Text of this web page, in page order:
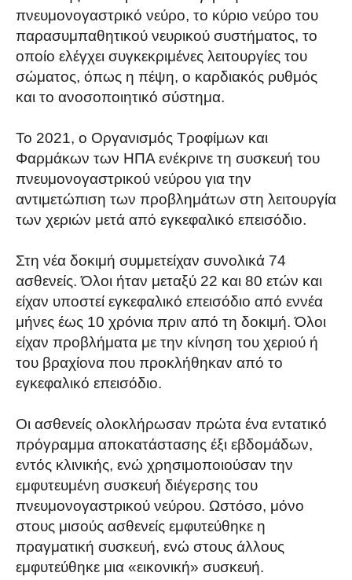
πνευμονογαστρικό νεύρο, το κύριο νεύρο του
παρασυμπαθητικού νευρικού συστήματος, το
οποίο ελέγχει συγκεκριμένες λειτουργίες του
σώματος, όπως η πέψη, ο καρδιακός ρυθμός
και το ανοσοποιητικό σύστημα.
Το 2021, ο Οργανισμός Τροφίμων και
Φαρμάκων των ΗΠΑ ενέκρινε τη συσκευή του
πνευμονογαστρικού νεύρου για την
αντιμετώπιση των προβλημάτων στη λειτουργία
των χεριών μετά από εγκεφαλικό επεισόδιο.
Στη νέα δοκιμή συμμετείχαν συνολικά 74
ασθενείς. Όλοι ήταν μεταξύ 22 και 80 ετών και
είχαν υποστεί εγκεφαλικό επεισόδιο από εννέα
μήνες έως 10 χρόνια πριν από τη δοκιμή. Όλοι
είχαν προβλήματα με την κίνηση του χεριού ή
του βραχίονα που προκλήθηκαν από το
εγκεφαλικό επεισόδιο.
Οι ασθενείς ολοκλήρωσαν πρώτα ένα εντατικό
πρόγραμμα αποκατάστασης έξι εβδομάδων,
εντός κλινικής, ενώ χρησιμοποιούσαν την
εμφυτευμένη συσκευή διέγερσης του
πνευμονογαστρικού νεύρου. Ωστόσο, μόνο
στους μισούς ασθενείς εμφυτεύθηκε η
πραγματική συσκευή, ενώ στους άλλους
εμφυτεύθηκε μια «εικονική» συσκευή.